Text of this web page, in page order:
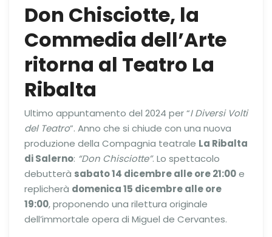
Don Chisciotte, la
Commedia dell’Arte
ritorna al Teatro La
Ribalta
Ultimo appuntamento del 2024 per “I Diversi Volti
del Teatro”. Anno che si chiude con una nuova
produzione della Compagnia teatrale La Ribalta
di Salerno: “Don Chisciotte”. Lo spettacolo
debutterà sabato 14 dicembre alle ore 21:00e
replicherà domenica 15 dicembre alle ore
19:00, proponendo una rilettura originale
dell’immortale opera di Miguel de Cervantes.